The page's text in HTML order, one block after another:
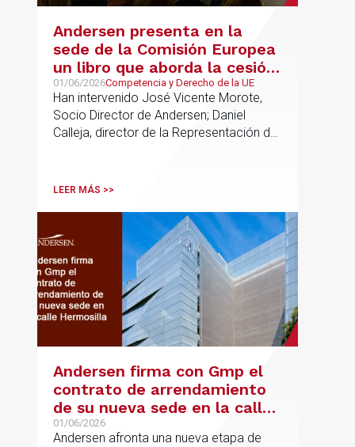
Andersen presenta en la
sede de la Comisión Europea
un libro que aborda la cesión
de soberanía y la primacía
del Derecho de la UE en las
constituciones europeas
01/06/2026Competencia y Derecho de la UE
Han intervenido José Vicente Morote,
Socio Director de Andersen; Daniel
Calleja, director de la Representación de
jurídico y académico
LEER MÁS >>
Andersen firma con Gmp el
contrato de arrendamiento
de su nueva sede en la calle
Hermosilla
01/06/2026
Andersen afronta una nueva etapa de